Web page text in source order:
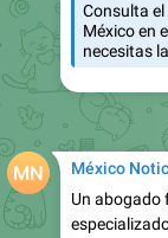
Consulta
México en
necesitas
México
Un abogado